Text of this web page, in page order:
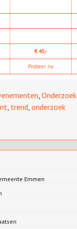
€ 45,-
Probeer nu
Onderzoek
trend onderzoek
Emmen